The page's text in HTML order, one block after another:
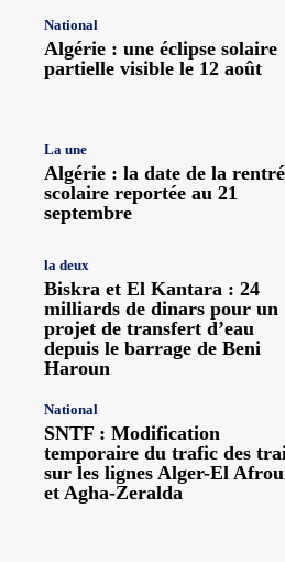
National
Algérie : une éclipse solaire
partielle visible le 12 août
La une
Algérie : la date de la
scolaire reportée au 21
septembre
la deux
Biskra et El Kantara : 24
milliards de dinars pour un
projet de transfert d’eau
depuis le barrage de Beni
Haroun
National
SNTF : Modification
temporaire du trafic des
sur les lignes Alger-El
et Agha-Zeralda